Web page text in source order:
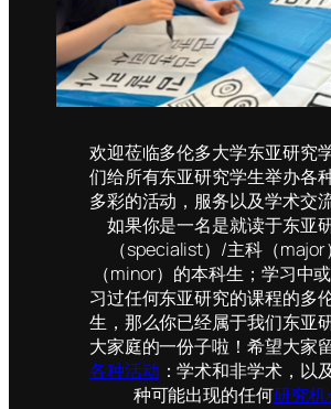
欢迎莅临多伦多大学东亚研究
们给所有东亚研究学生举办各
多彩的活动，服务以及学术交
如果你是一名是就读于东亚
（specialist）/主科（
（minor）的本科生；学习中
习过任何东亚研究的课程的多
生，那么你已经属于我们东亚
大家庭的一份子啦！希望大家
各种活动 ：学术和非学术，以
种可能出现的任何研究机